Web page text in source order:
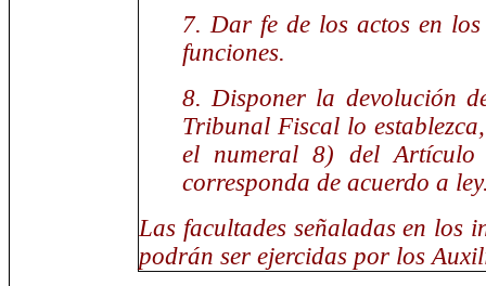
7. Dar fe de los actos en
funciones.
8. Disponer la devolución
Tribunal Fiscal lo
el numeral 8) del Artículo
corresponda de acuerdo a
Las facultades señaladas en los
podrán ser ejercidas por los